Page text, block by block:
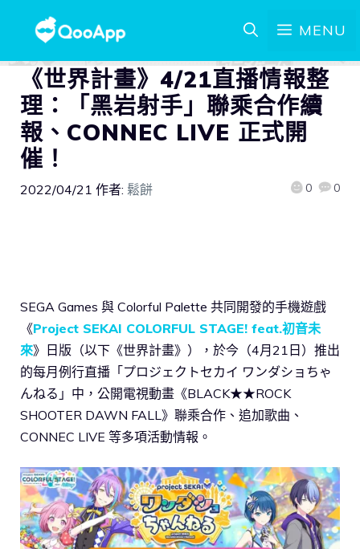
MENU
《世界計畫》4/21直播情報整
理：「黑岩射手」聯乘合作續
報、CONNEC LIVE 正式開
催！
2022/04/21 作者: 鬆餅 0 0
SEGA Games 與 Colorful Palette 共同開發的手機遊戲
《Project SEKAI COLORFUL STAGE! feat.初音未
來》日版（以下《世界計畫》），於今（4月21日）推出
的每月例行直播「プロジェクトセカイ ワンダショちゃ
んねる」中，公開電視動畫《BLACK★★ROCK
SHOOTER DAWN FALL》聯乘合作、追加歌曲、
CONNEC LIVE 等多項活動情報。